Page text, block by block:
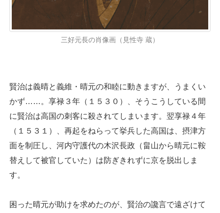
三好元長の肖像画（見性寺 蔵）
賢治は義晴と義維・晴元の和睦に動きますが、うまくい
かず……。享禄３年（１５３０）、そうこうしている間
に賢治は高国の刺客に殺されてしまいます。翌享禄４年
（１５３１）、再起をねらって挙兵した高国は、摂津方
面を制圧し、河内守護代の木沢長政（畠山から晴元に鞍
替えして被官していた）は防ぎきれずに京を脱出しま
す。
困った晴元が助けを求めたのが、賢治の讒言で遠ざけて